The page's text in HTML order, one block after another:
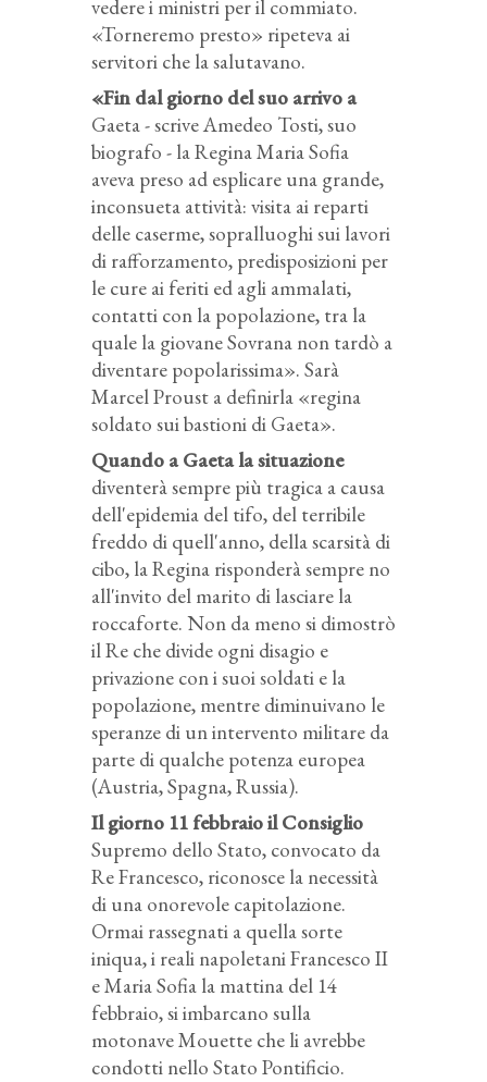
vedere i ministri per il commiato.
«Torneremo presto» ripeteva ai
servitori che la salutavano.
«Fin dal giorno del suo arrivo a
Gaeta - scrive Amedeo Tosti, suo
biografo - la Regina Maria Sofia
aveva preso ad esplicare una grande,
inconsueta attività: visita ai reparti
delle caserme, sopralluoghi sui lavori
di rafforzamento, predisposizioni per
le cure ai feriti ed agli ammalati,
contatti con la popolazione, tra la
quale la giovane Sovrana non tardò a
diventare popolarissima». Sarà
Marcel Proust a definirla «regina
soldato sui bastioni di Gaeta».
Quando a Gaeta la situazione
diventerà sempre più tragica a causa
dell'epidemia del tifo, del terribile
freddo di quell'anno, della scarsità di
cibo, la Regina risponderà sempre no
all'invito del marito di lasciare la
roccaforte. Non da meno si dimostrò
il Re che divide ogni disagio e
privazione con i suoi soldati e la
popolazione, mentre diminuivano le
speranze di un intervento militare da
parte di qualche potenza europea
(Austria, Spagna, Russia).
Il giorno 11 febbraio il Consiglio
Supremo dello Stato, convocato da
Re Francesco, riconosce la necessità
di una onorevole capitolazione.
Ormai rassegnati a quella sorte
iniqua, i reali napoletani Francesco II
e Maria Sofia la mattina del 14
febbraio, si imbarcano sulla
motonave Mouette che li avrebbe
condotti nello Stato Pontificio.